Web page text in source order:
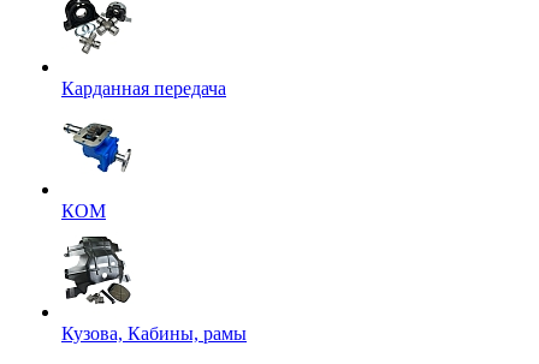
Карданная передача
КОМ
Кузова, Кабины, рамы